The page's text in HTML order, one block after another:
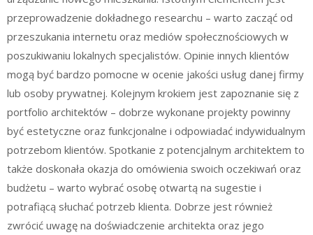
przeprowadzenie dokładnego researchu – warto zacząć od
przeszukania internetu oraz mediów społecznościowych w
poszukiwaniu lokalnych specjalistów. Opinie innych klientów
mogą być bardzo pomocne w ocenie jakości usług danej firmy
lub osoby prywatnej. Kolejnym krokiem jest zapoznanie się z
portfolio architektów – dobrze wykonane projekty powinny
być estetyczne oraz funkcjonalne i odpowiadać indywidualnym
potrzebom klientów. Spotkanie z potencjalnym architektem to
także doskonała okazja do omówienia swoich oczekiwań oraz
budżetu – warto wybrać osobę otwartą na sugestie i
potrafiącą słuchać potrzeb klienta. Dobrze jest również
zwrócić uwagę na doświadczenie architekta oraz jego